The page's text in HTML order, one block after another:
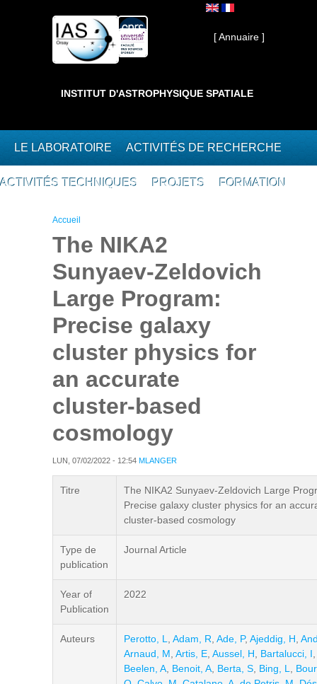
Interne ]
[ Annuaire ]
INSTITUT D'ASTROPHYSIQUE SPATIALE
LE LABORATOIRE ACTIVITÉS DE RECHERCHE
ACTIVITÉS TECHNIQUES PROJETS FORMATION
Vous êtes ici
Accueil
The NIKA2
Sunyaev-Zeldovich
Large Program:
Precise galaxy
cluster physics for
an accurate
cluster-based
cosmology
LUN, 07/02/2022 - 12:54 MLANGER
Titre
The NIKA2 Sunyaev-Zeldovich Large
Precise galaxy cluster physics for an
cluster-based cosmology
Type de
publication
Journal Article
Year of
Publication
2022
Auteurs Perotto, L Adam, R Ade, P, Ajeddig, H
Arnaud, M Artis, E Aussel, H Bartalucci, I
Beelen, A Benoit, A Berta, S Bing, L